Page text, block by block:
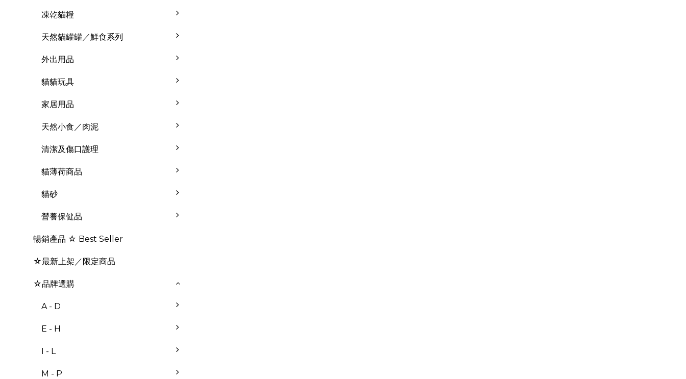
凍乾貓糧
天然貓罐罐／鮮食系列
外出用品
貓貓玩具
家居用品
天然小食／肉泥
清潔及傷口護理
貓薄荷商品
貓砂
營養保健品
暢銷產品 ☆ Best Seller
☆最新上架／限定商品
☆品牌選購
A - D
E - H
I - L
M - P